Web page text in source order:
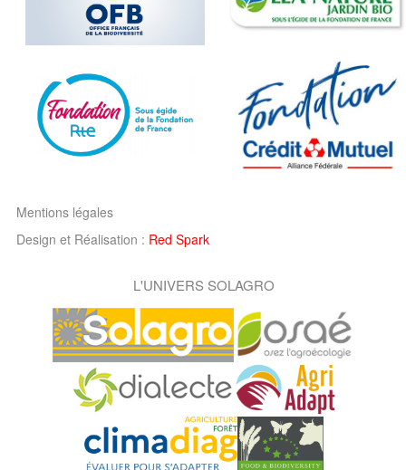
Mentions légales
Design et Réalisation : Red Spark
L'UNIVERS SOLAGRO